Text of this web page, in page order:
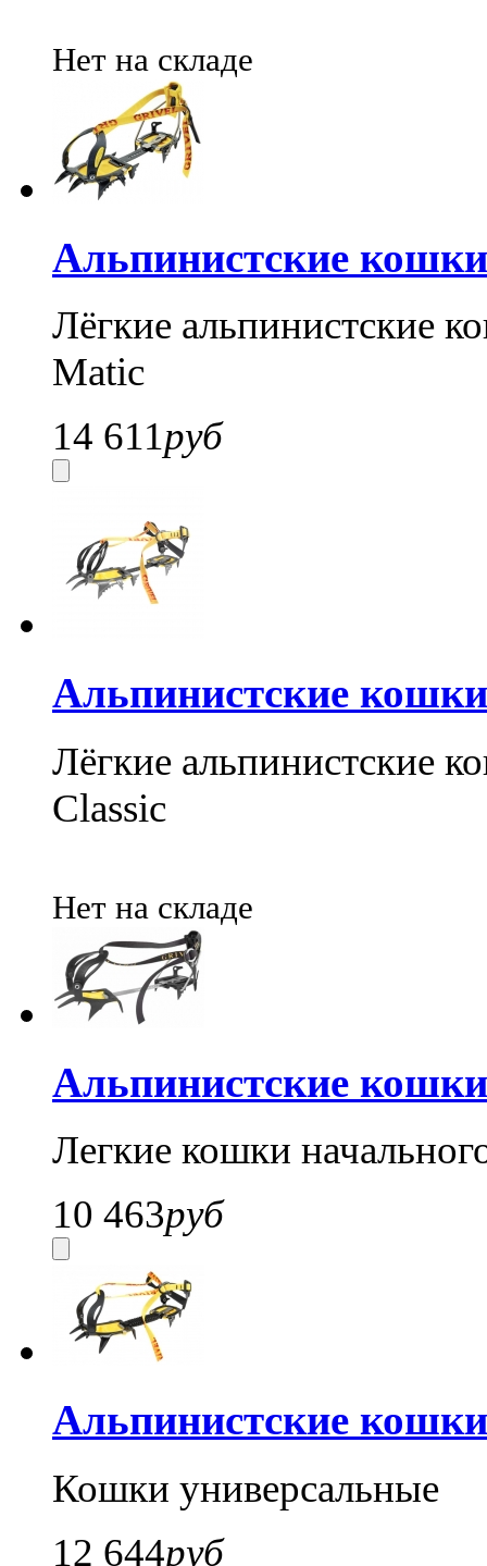
Нет на складе
Альпинистские
Лёгкие альпинистские
Matic
14 611руб
Альпинистские
Лёгкие альпинистские
Classic
Нет на складе
Альпинистские
Легкие кошки
10 463руб
Альпинистские
Кошки универсальные
12 644руб